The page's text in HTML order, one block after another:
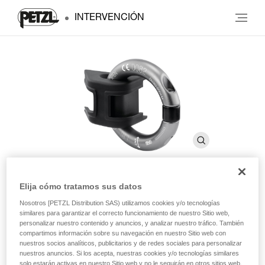
INTERVENCIÓN
RING2SIDE
Accesorio que permite transformar un punto de
enganche lateral textil en un punto de enganche metálico
Elija cómo tratamos sus datos
Nosotros [PETZL Distribution SAS) utilizamos cookies y/o tecnologías
similares para garantizar el correcto funcionamiento de nuestro Sitio web,
personalizar nuestro contenido y anuncios, y analizar nuestro tráfico. También
compartimos información sobre su navegación en nuestro Sitio web con
nuestros socios analíticos, publicitarios y de redes sociales para personalizar
nuestros anuncios. Si los acepta, nuestras cookies y/o tecnologías similares
solo estarán activas en nuestro Sitio web y no le seguirán en otros sitios web.